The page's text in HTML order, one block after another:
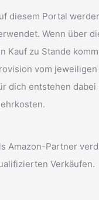
diesem Portal
Wenn über
Kauf zu Stande
vom
dich entstehen dabei
Amazon-Partner
Verkäufen.